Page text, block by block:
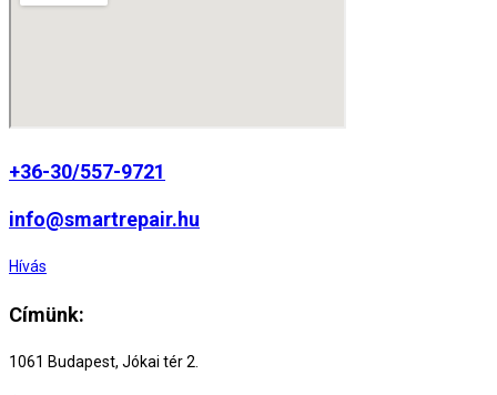
next
+36-30/557-9721
info@smartrepair.hu
Hívás
Címünk:
1061 Budapest, Jókai tér 2.